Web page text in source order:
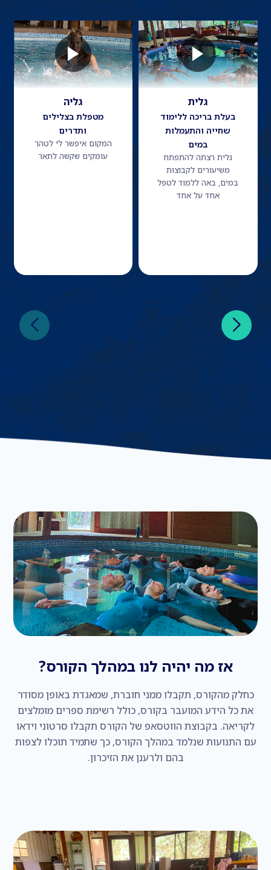
גלית
בעלת בריכה ללימוד
שחייה והתעמלות
במים
גלית רצתה להתפתח
משיעורים לקבוצות
במים, באה ללמוד לטפל
אחד על אחד
גליה
מטפלת בצלילים
ותדרים
המקום איפשר לי לטהר
עומקים שקשה לתאר
אז מה יהיה לנו במהלך הקורס?
כחלק מהקורס, תקבלו ממני חוברת, שמאגדת באופן מסודר
את כל הידע המועבר בקורס, כולל רשימת ספרים מומלצים
לקריאה. בקבוצת הווטסאפ של הקורס תקבלו סרטוני וידאו
עם התנועות שנלמד במהלך הקורס, כך שתמיד תוכלו לצפות
בהם ולרענן את הזיכרון.